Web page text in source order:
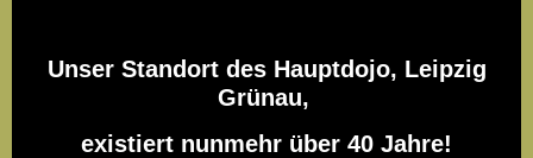
Unser Standort des Hauptdojo, Leipzig
Grünau,
existiert nunmehr über 40 Jahre!